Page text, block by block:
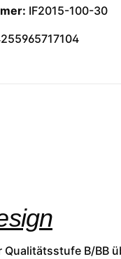
IF2015-100-30
Qualitätsstufe B/BB